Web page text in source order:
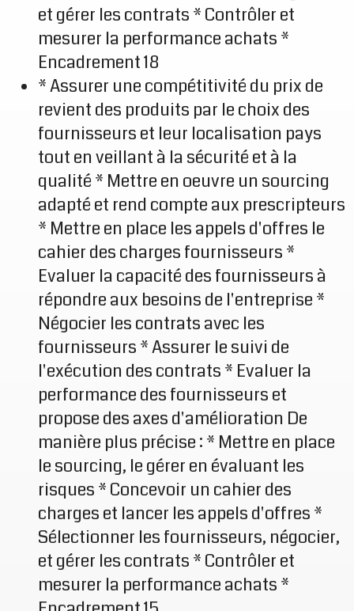
et gérer les contrats * Contrôler et
mesurer la performance achats *
Encadrement 18
* Assurer une compétitivité du prix de
revient des produits par le choix des
fournisseurs et leur localisation pays
tout en veillant à la sécurité et à la
qualité * Mettre en oeuvre un sourcing
adapté et rend compte aux prescripteurs
* Mettre en place les appels d'offres le
cahier des charges fournisseurs *
Evaluer la capacité des fournisseurs à
répondre aux besoins de l'entreprise *
Négocier les contrats avec les
fournisseurs * Assurer le suivi de
l'exécution des contrats * Evaluer la
performance des fournisseurs et
propose des axes d'amélioration De
manière plus précise : * Mettre en place
le sourcing, le gérer en évaluant les
risques * Concevoir un cahier des
charges et lancer les appels d'offres *
Sélectionner les fournisseurs, négocier,
et gérer les contrats * Contrôler et
mesurer la performance achats *